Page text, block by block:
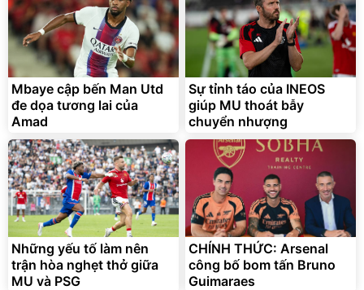
Mbaye cập bến Man Utd
đe dọa tương lai của
Amad
Sự tỉnh táo của INEOS
giúp MU thoát bẫy
chuyển nhượng
Những yếu tố làm nên
trận hòa nghẹt thở giữa
MU và PSG
CHÍNH THỨC: Arsenal
công bố bom tấn Bruno
Guimaraes